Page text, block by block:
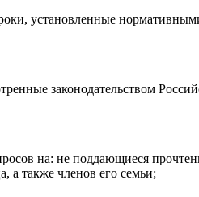
, принимаю её, и даю своё согласие на обработку своих персональных данных (фамилии, имени, адреса электронной
установленные
законодательством
на: не поддающиеся
а также членов его семьи;